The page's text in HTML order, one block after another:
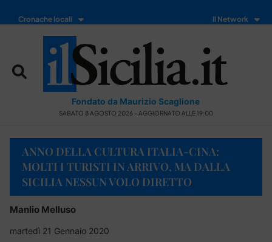
Cronache locali Il Network
Fondato da Maurizio Scaglione
SABATO 8 AGOSTO 2026 - AGGIORNATO ALLE 19:00
ANNO DELLA CULTURA ITALIA-CINA:
MOLTI I TURISTI IN ARRIVO, MA DALLA
SICILIA NESSUN VOLO DIRETTO
Manlio Melluso
martedì 21 Gennaio 2020